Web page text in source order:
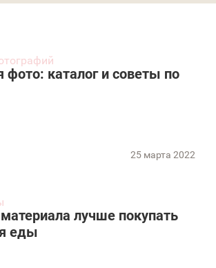
фото: каталог и советы по
25 марта 2022
лучше покупать
еды